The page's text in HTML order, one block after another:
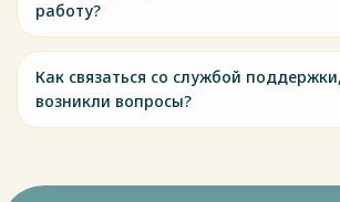
работу?
Как связаться со службой
возникли вопросы?